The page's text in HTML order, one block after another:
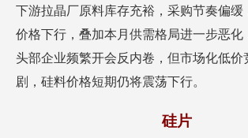
下游拉晶厂原料库存充裕，采购节奏偏缓
价格下行，叠加本月供需格局进一步恶化
头部企业频繁开会反内卷，但市场化低价
剧，硅料价格短期仍将震荡下行。
硅片